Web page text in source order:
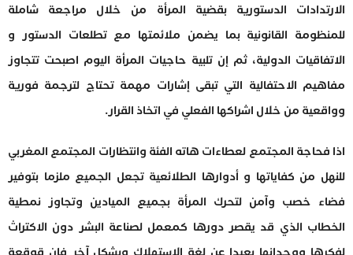
الارتدادات الدستورية بقضية المرأة من خلال مراجعة شاملة
للمنظومة القانونية بما يضمن ملائمتها مع تطلعات الدستور و
الاتفاقيات الدولية، ثم إن تلبية حاجيات المرأة اليوم اصبحت تتجاوز
مفاهيم الاحتفالية التي تبقى إشارات مهمة تحتاج لترجمة فورية
وواقعية من خلال اشراكها الفعلي في اتخاذ القرار.
اذا فحاجة المجتمع لعطاءات هاته الفئة وانتظارات المجتمع المغربي
للنهل من كفاياتها و أدوارها الطلائعية تجعل الجميع ملزما بتوفير
فضاء خصب وآمن لتحرك المرأة بجميع الميادين وتجاوز نمطية
الخطاب الذي قد يقصر دورها كمعمل لصناعة البشر دون الاكتراث